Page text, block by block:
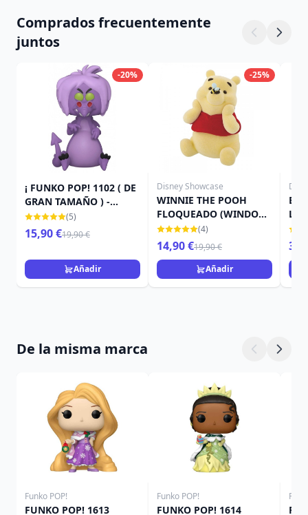
Comprados frecuentemente
juntos
-20%
¡ FUNKO POP! 1102 ( DE
GRAN TAMAÑO ) -
DISNEY LA ESPADA EN
LA PIEDRA - SENORA
MIM ( DRAGÓN )
(5)
15,90 €19,90 €
Añadir
-25%
Disney Showcase
WINNIE THE POOH
FLOQUEADO (WINDOW
BOX) - DISNEY
SHOWCASE
(4)
14,90 €19,90 €
Añadir
De la misma marca
Funko POP!
FUNKO POP! 1613
Funko POP!
FUNKO POP! 1614